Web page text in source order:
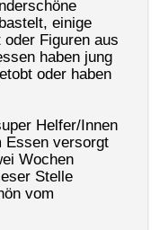
einige
Figuren aus
haben jung
oder haben
Helfer/Innen
Essen versorgt
Wochen
Stelle
vom